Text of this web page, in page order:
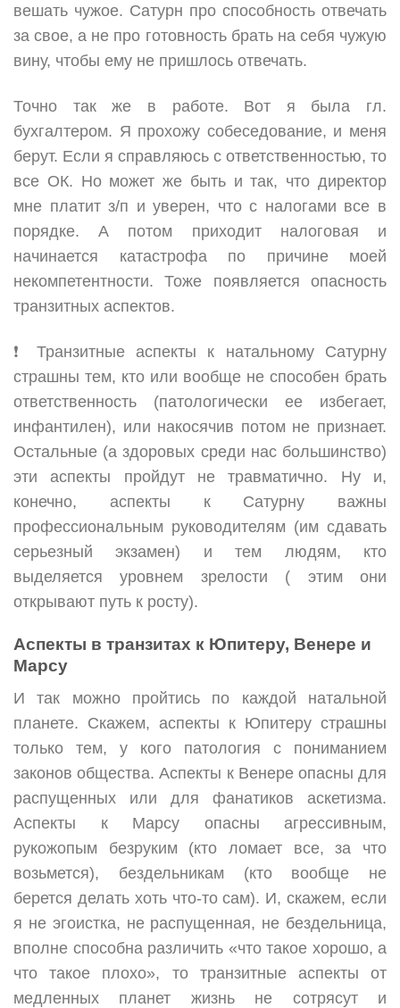
вешать чужое. Сатурн про способность отвечать
за свое, а не про готовность брать на себя чужую
вину, чтобы ему не пришлось отвечать.
Точно так же в работе. Вот я была гл.
бухгалтером. Я прохожу собеседование, и меня
берут. Если я справляюсь с ответственностью, то
все ОК. Но может же быть и так, что директор
мне платит з/п и уверен, что с налогами все в
порядке. А потом приходит налоговая и
начинается катастрофа по причине моей
некомпетентности. Тоже появляется опасность
транзитных аспектов.
❗️ Транзитные аспекты к натальному Сатурну
страшны тем, кто или вообще не способен брать
ответственность (патологически ее избегает,
инфантилен), или накосячив потом не признает.
Остальные (а здоровых среди нас большинство)
эти аспекты пройдут не травматично. Ну и,
конечно, аспекты к Сатурну важны
профессиональным руководителям (им сдавать
серьезный экзамен) и тем людям, кто
выделяется уровнем зрелости ( этим они
открывают путь к росту).
Аспекты в транзитах к Юпитеру, Венере и
Марсу
И так можно пройтись по каждой натальной
планете. Скажем, аспекты к Юпитеру страшны
только тем, у кого патология с пониманием
законов общества. Аспекты к Венере опасны для
распущенных или для фанатиков аскетизма.
Аспекты к Марсу опасны агрессивным,
рукожопым безруким (кто ломает все, за что
возьмется), бездельникам (кто вообще не
берется делать хоть что-то сам). И, скажем, если
я не эгоистка, не распущенная, не бездельница,
вполне способна различить «что такое хорошо, а
что такое плохо», то транзитные аспекты от
медленных планет жизнь не сотрясут и